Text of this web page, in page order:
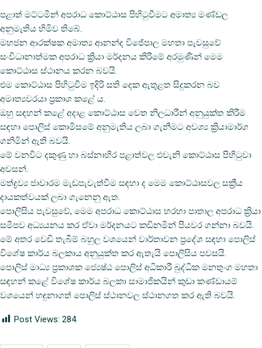
පළාත් මට්ටමින් අපරාධ කොට්ඨාස පිහිටුවීමට අමාත්‍ය මණ්ඩල
අනුමැතිය හිමිව තිබේ.
මහජන ආරක්ෂක අමාත්‍ය ආනන්ද විජේපාල මහතා පැවසුවේ
සංවිධානාත්මක අපරාධ ක්‍රියා මර්දනය කිරීමේ අරමුණින් මෙම
කොට්ඨාස ස්ථානය කරන බවයි.
එම කොට්ඨාස පිහිටුවීම ඉදිරි සති දෙක ඇතුළත සිදුකරන බව
අමාත්‍යවරයා ප්‍රකාශ කළේ ය.
ඔහු සඳහන් කළේ අදාළ කොට්ඨාස වෙත නිලධාරීන් අනුයුක්ත කිරීම
සඳහා පොලිස් කොමිසමේ අනුමැතිය ලබා ගැනීමට අවශ්‍ය ක්‍රියාමාර්ග
ගනිමින් ඇති බවයි.
මේ වනවිට දකුණු හා බස්නාහිර පළාත්වල එවැනි කොට්ඨාස පිහිටුවා
අවසන්.
මත්ද්‍රව්‍ය ජාවාරම මැඩපැවැත්වීම සඳහා ද මෙම කොට්ඨාසවල සක්‍රීය
දායකත්වයක් ලබා ගැනෙනු ඇත.
පොලිසිය පැවසුවේ, මෙම අපරාධ කොට්ඨාස හරහා පාතාල අපරාධ ක්‍රියා
සමීපව අධ්‍යයනය කර ඒවා මර්දනයට කඩිනමින් පියවර ගන්නා බවයි.
මේ අතර වෙඩි තැබීම් බහුල වශයෙන් වාර්තාවන ප්‍රදේශ සඳහා පොලිස්
විශේෂ කාර්ය බලකාය අනුයුක්ත කර ඇතැයි පොලිසිය පවසයි.
පොලිස් මාධ්‍ය ප්‍රකාශක ජ්‍යෙෂ්ඨ පොලිස් අධිකාරී බුද්ධික මනතුංග මහතා
සඳහන් කළේ විශේෂ කාර්ය බලකා සාමාජිකයින් කුඩා කණ්ඩායම්
වශයෙන් හඳුනාගත් පොලිස් ස්ථානවල ස්ථානගත කර ඇති බවයි.
Post Views: 284